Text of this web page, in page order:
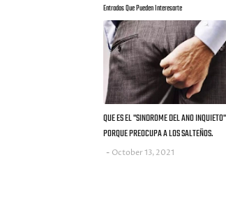
Entradas Que Pueden Interesarte
QUE ES EL "SINDROME DEL ANO
PORQUE PREOCUPA A LOS SALTEÑOS.
October 13, 2021